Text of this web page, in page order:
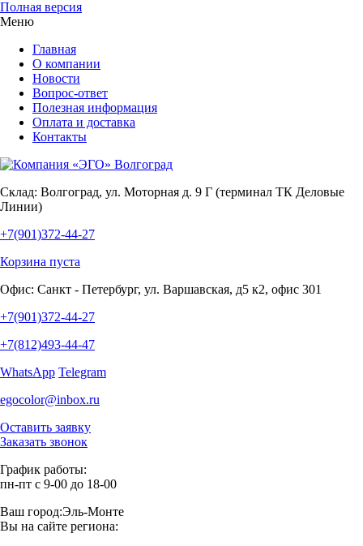
Полная версия
Меню
Главная
О компании
Новости
Вопрос-ответ
Полезная информация
Оплата и доставка
Контакты
Склад: Волгоград, ул. Моторная д. 9 Г (терминал ТК Деловые
Линии)
+7(901)372-44-27
Корзина пуста
Офис: Санкт - Петербург, ул. Варшавская, д5 к2, офис 301
+7(901)372-44-27
+7(812)493-44-47
WhatsApp Telegram
egocolor@inbox.ru
Оставить заявку
Заказать звонок
График работы:
пн-пт с 9-00 до 18-00
Ваш город:Эль-Монте
Вы на сайте региона: